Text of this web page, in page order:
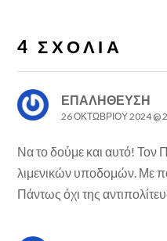
4 ΣΧΌΛΙΑ
ΕΠΑΛΗΘΕΥΣΗ
26 ΟΚΤΩΒΡΊΟΥ 2024 @
Να το δούμε και αυτό! Τον
λιμενικών υποδομών. Με
Πάντως όχι της